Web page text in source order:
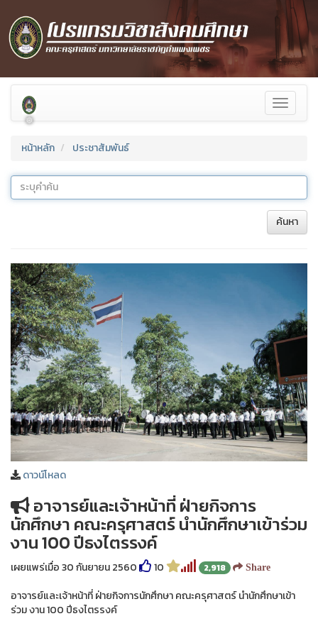
Toggle
หน้าหลัก
ประชาสัมพันธ์
ค้นหา
ดาวน์โหลด
อาจารย์และเจ้าหน้าที่ ฝ่ายกิจการ
นักศึกษา คณะครุศาสตร์ นำนักศึกษาเข้าร่วม
งาน 100 ปีธงไตรรงค์
เผยแพร่เมื่อ 30 กันยายน 2560 10 2,918 Share
อาจารย์และเจ้าหน้าที่ ฝ่ายกิจการนักศึกษา คณะครุศาสตร์ นำนักศึกษาเข้า
ร่วม งาน 100 ปีธงไตรรงค์